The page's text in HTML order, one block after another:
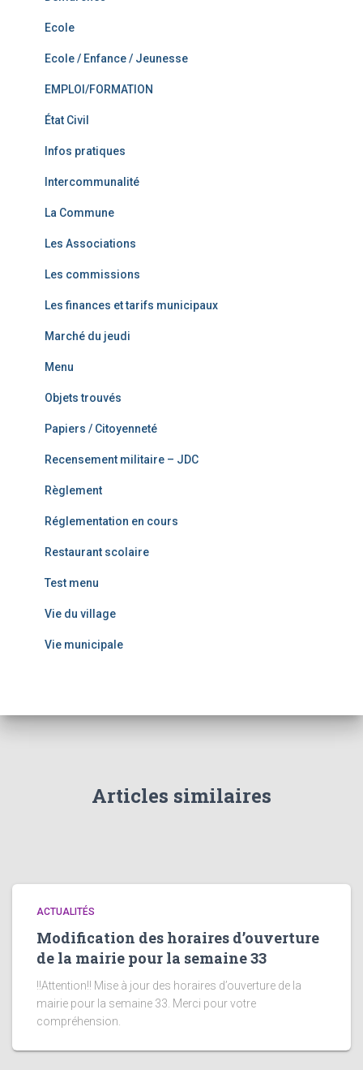
Ecole
Ecole / Enfance / Jeunesse
EMPLOI/FORMATION
État Civil
Infos pratiques
Intercommunalité
La Commune
Les Associations
Les commissions
Les finances et tarifs municipaux
Marché du jeudi
Menu
Objets trouvés
Papiers / Citoyenneté
Recensement militaire – JDC
Règlement
Réglementation en cours
Restaurant scolaire
Test menu
Vie du village
Vie municipale
Articles similaires
ACTUALITÉS
Modification des horaires d’ouverture
de la mairie pour la semaine 33
!!Attention!! Mise à jour des horaires d’ouverture de la
mairie pour la semaine 33. Merci pour votre
compréhension.